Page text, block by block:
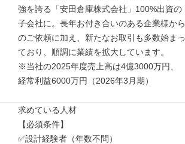
強を誇る「安田倉庫株式会社」100%出資の
子会社に。長年お付き合いのある企業様から
のご依頼に加え、新たなお取引も多数始まっ
ており、順調に業績を拡大しています。
※当社の2025年度売上高は4億3000万円、
経常利益6000万円（2026年3月期）
求めている人材
【必須条件】
✅設計経験者（年数不問）